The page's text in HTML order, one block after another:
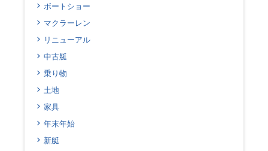
ボートショー
マクラーレン
リニューアル
中古艇
乗り物
土地
家具
年末年始
新艇